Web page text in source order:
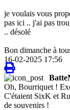
je voulais vous
pas ici .. j'ai pas
.. désolé
Bon dimanche à
16-02-2025 17:56
Oh, Bourriquet !
C'étaient SixK et
de souvenirs !